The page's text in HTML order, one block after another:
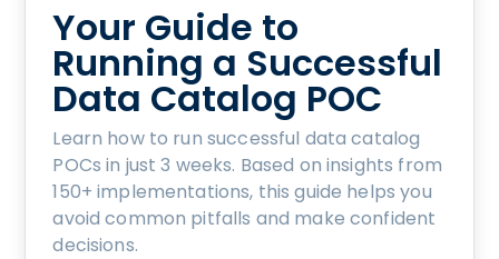
Your Guide to
Running a Successful
Data Catalog POC
Learn how to run successful data catalog
POCs in just 3 weeks. Based on insights from
150+ implementations, this guide helps you
avoid common pitfalls and make confident
decisions.